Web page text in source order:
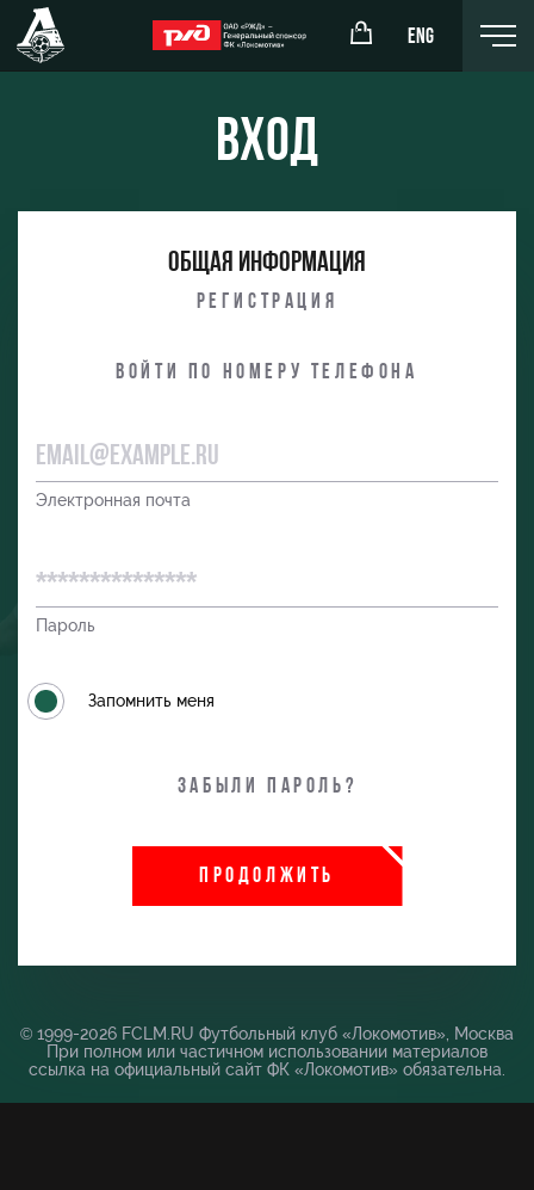
ENG
Организация мероприятий
Аренда площадей
Вход
Общая информация
Регистрация
Войти по номеру телефона
Электронная почта
Пароль
Запомнить меня
Забыли пароль?
ПРОДОЛЖИТЬ
© 1999-2026 FCLM.RU Футбольный клуб «Локомотив», Москва
При полном или частичном использовании материалов
ссылка на официальный сайт ФК «Локомотив» обязательна.